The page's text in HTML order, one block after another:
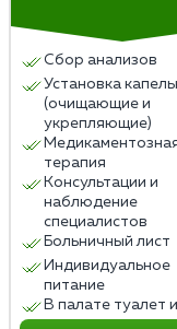
Сбор анализов
Установка
(очищающие и
укрепляющие)
терапия
Консультации и
наблюдение
специалистов
Больничный лист
Индивидуальное
питание
В палате туалет